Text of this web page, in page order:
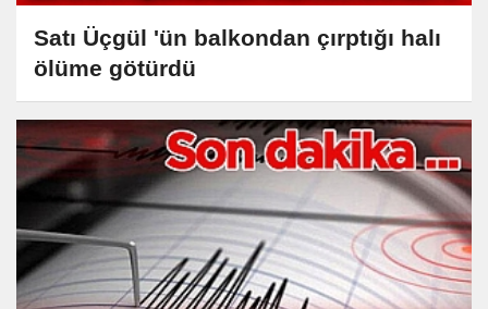
Satı Üçgül 'ün balkondan çırptığı halı
ölüme götürdü